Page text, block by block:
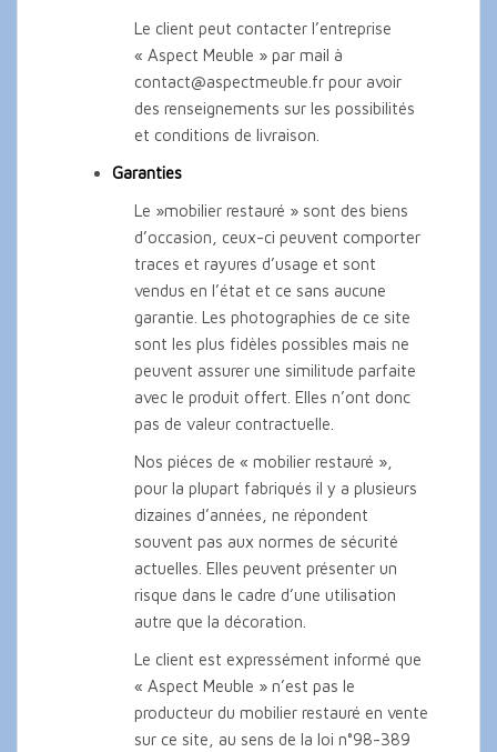
Le client peut contacter l’entreprise
« Aspect Meuble » par mail à
contact@aspectmeuble.fr pour avoir
des renseignements sur les possibilités
et conditions de livraison.
Garanties
Le »mobilier restauré » sont des biens
d’occasion, ceux-ci peuvent comporter
traces et rayures d’usage et sont
vendus en l’état et ce sans aucune
garantie. Les photographies de ce site
sont les plus fidèles possibles mais ne
peuvent assurer une similitude parfaite
avec le produit offert. Elles n’ont donc
pas de valeur contractuelle.
Nos piéces de « mobilier restauré »,
pour la plupart fabriqués il y a plusieurs
dizaines d’années, ne répondent
souvent pas aux normes de sécurité
actuelles. Elles peuvent présenter un
risque dans le cadre d’une utilisation
autre que la décoration.
Le client est expressément informé que
« Aspect Meuble » n’est pas le
producteur du mobilier restauré en vente
sur ce site, au sens de la loi n°98-389